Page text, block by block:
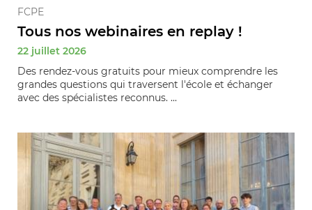
FCPE
Tous nos webinaires en replay !
22 juillet 2026
Des rendez-vous gratuits pour mieux comprendre les
grandes questions qui traversent l'école et échanger
avec des spécialistes reconnus. ...